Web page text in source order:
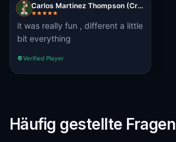
Carlos Martinez Thompson (Crazyomega29)
it was really fun , different a little
bit everything
Verified Player
Häufig gestellte Fragen